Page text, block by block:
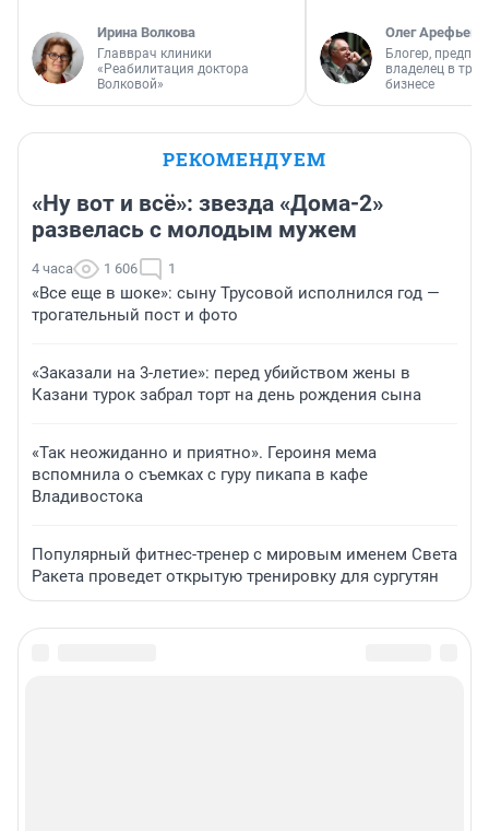
Ирина Волкова
Главврач клиники
«Реабилитация доктора
Волковой»
Олег Арефьев
Блогер,
владелец в
бизнесе
РЕКОМЕНДУЕМ
«Ну вот и всё»: звезда «Дома-2»
развелась с молодым мужем
4 часа 1 606 1
«Все еще в шоке»: сыну Трусовой исполнился год —
трогательный пост и фото
«Заказали на 3-летие»: перед убийством жены в
Казани турок забрал торт на день рождения сына
«Так неожиданно и приятно». Героиня мема
вспомнила о съемках с гуру пикапа в кафе
Владивостока
Популярный фитнес-тренер с мировым именем Света
Ракета проведет открытую тренировку для сургутян